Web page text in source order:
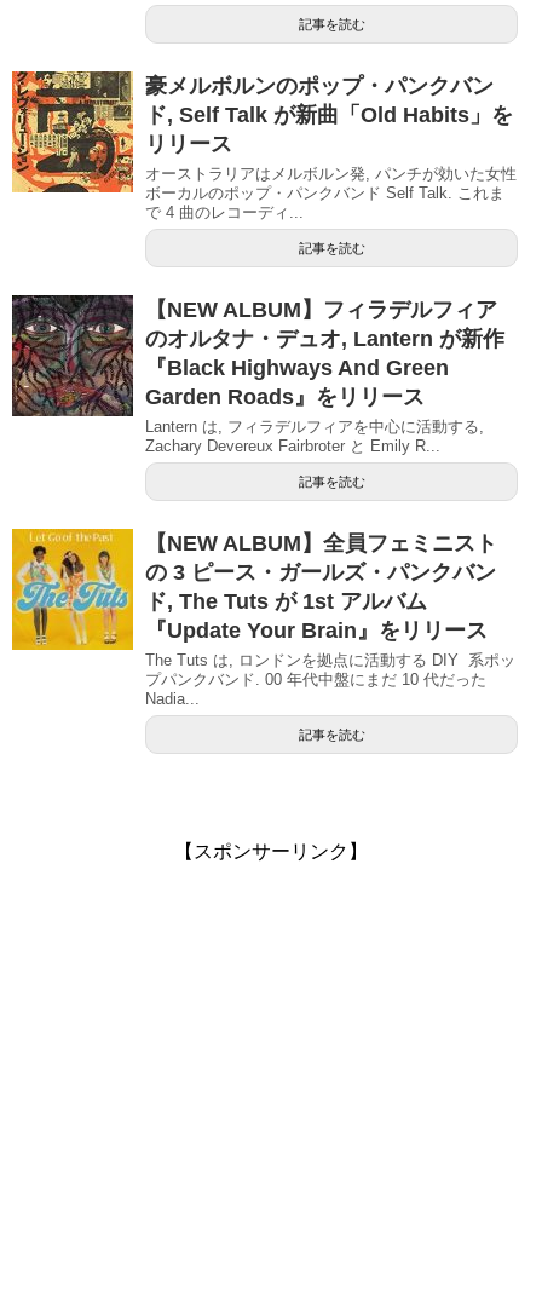
記事を読む
豪メルボルンのポップ・パンクバン
ド, Self Talk が新曲「Old Habits」を
リリース
オーストラリアはメルボルン発, パンチが効いた女性
ボーカルのポップ・パンクバンド Self Talk. これま
で 4 曲のレコーディ...
記事を読む
【NEW ALBUM】フィラデルフィア
のオルタナ・デュオ, Lantern が新作
『Black Highways And Green
Garden Roads』をリリース
Lantern は, フィラデルフィアを中心に活動する,
Zachary Devereux Fairbroter と Emily R...
記事を読む
【NEW ALBUM】全員フェミニスト
の 3 ピース・ガールズ・パンクバン
ド, The Tuts が 1st アルバム
『Update Your Brain』をリリース
The Tuts は, ロンドンを拠点に活動する DIY 系ポッ
プパンクバンド. 00 年代中盤にまだ 10 代だった
Nadia...
記事を読む
【スポンサーリンク】